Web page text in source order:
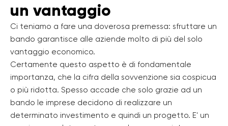
un vantaggio
Ci teniamo a fare una doverosa premessa: sfruttare un
bando garantisce alle aziende molto di più del solo
vantaggio economico.
Certamente questo aspetto è di fondamentale
importanza, che la cifra della sovvenzione sia cospicua
o più ridotta. Spesso accade che solo grazie ad un
bando le imprese decidono di realizzare un
determinato investimento e quindi un progetto. E' un